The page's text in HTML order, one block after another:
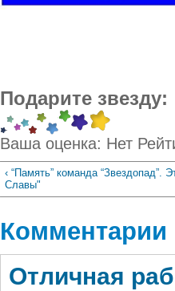
Подарите звезду:
Ваша оценка: Нет
‹ “Память” команда “Звездопад”.
Славы"
Комментарии
Отличная